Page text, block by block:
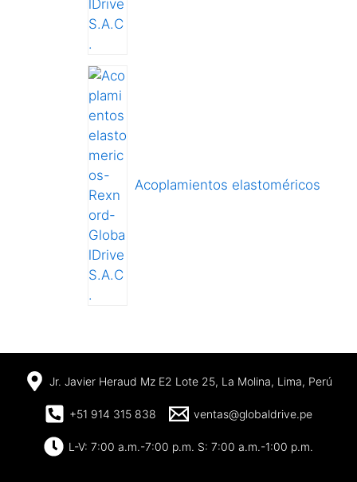
Acoplamientos elastoméricos
Jr. Javier Heraud Mz E2 Lote 25, La Molina, Lima, Perú
+51 914 315 838 ventas@globaldrive.pe
L-V: 7:00 a.m.-7:00 p.m. S: 7:00 a.m.-1:00 p.m.